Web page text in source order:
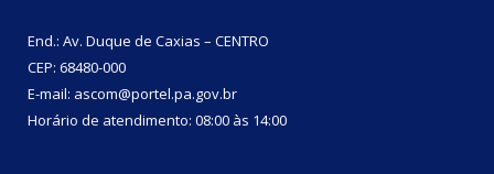
End.: Av. Duque de Caxias – CENTRO
CEP: 68480-000
E-mail: ascom@portel.pa.gov.br
Horário de atendimento: 08:00 às 14:00